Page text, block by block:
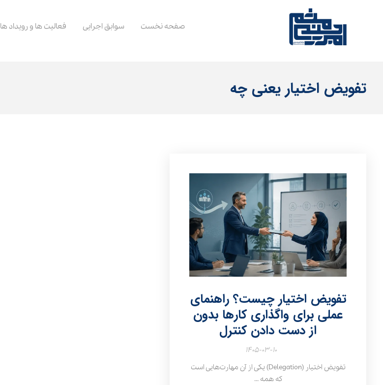
صفحه نخست سوابق اجرایی فعالیت ها و رویداد ها
تفویض اختیار یعنی چه
تفویض اختیار چیست؟ راهنمای
عملی برای واگذاری کارها بدون
از دست دادن کنترل
۱۴۰۵-۰۳-۱۰
تفویض اختیار (Delegation) یکی از آن مهارت‌هایی است
که همه ...